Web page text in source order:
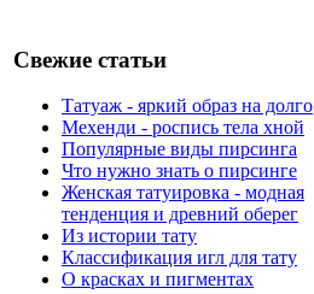
Свежие статьи
Татуаж - яркий образ на долго
Мехенди - роспись тела хной
Популярные виды пирсинга
Что нужно знать о пирсинге
Женская татуировка - модная
тенденция и древний оберег
Из истории тату
Классификация игл для тату
О красках и пигментах